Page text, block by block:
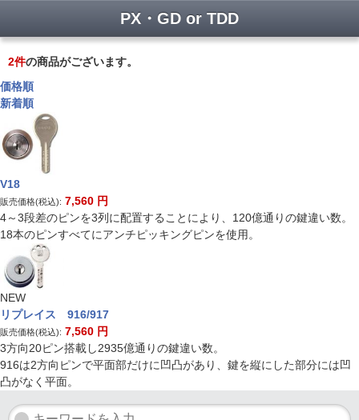
PX・GD or TDD
2件の商品がございます。
価格順
新着順
V18
販売価格(税込): 7,560 円
4～3段差のピンを3列に配置することにより、120億通りの鍵違い数。
18本のピンすべてにアンチピッキングピンを使用。
NEW
リプレイス 916/917
販売価格(税込): 7,560 円
3方向20ピン搭載し2935億通りの鍵違い数。
916は2方向ピンで平面部だけに凹凸があり、鍵を縦にした部分には凹
凸がなく平面。